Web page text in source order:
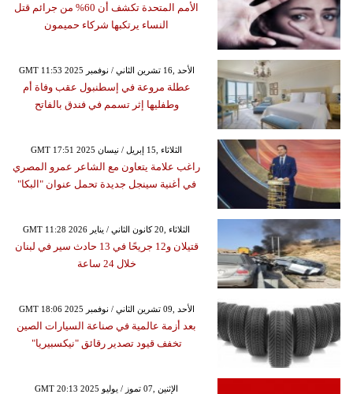
الأمم المتحدة تكشف أن 60% من جرائم قتل
النساء يرتكبها شركاء حميمون
GMT 11:53 2025 الأحد ,16 تشرين الثاني / نوفمبر
عطلة مروعة في إسطنبول عقب وفاة أم
وطفليها إثر تسمم في فندق بالفاتح
GMT 17:51 2025 الثلاثاء ,15 إبريل / نيسان
راغب علامة يتعاون مع الشاعر عمرو المصري
في أغنية سينجل جديدة تحمل عنوان "البكا"
GMT 11:28 2026 الثلاثاء ,20 كانون الثاني / يناير
قتيلان و12 جريحًا في 13 حادث سير في لبنان
خلال 24 ساعة
GMT 18:06 2025 الأحد ,09 تشرين الثاني / نوفمبر
بعد أزمة عالمية في صناعة السيارات الصين
تخفف قيود تصدير رقائق "نيكسبيريا"
GMT 20:13 2025 الإثنين ,07 تموز / يوليو